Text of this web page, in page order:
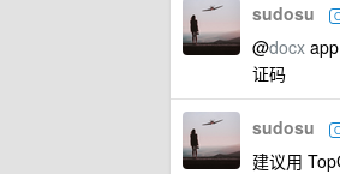
sudosu
@docx
证码
sudosu
建议用